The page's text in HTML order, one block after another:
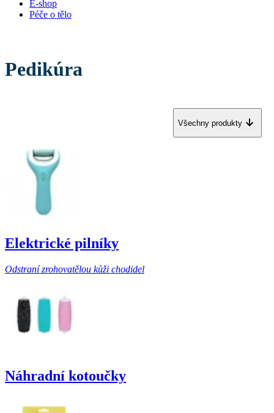
E-shop
Péče o tělo
Pedikúra
Všechny produkty
Elektrické pilníky
Odstraní zrohovatělou kůži chodidel
Náhradní kotoučky